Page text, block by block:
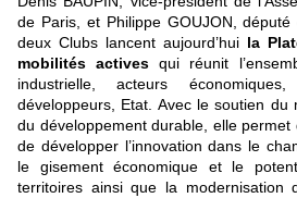
de Paris, et Philippe GOUJON,
deux Clubs lancent aujourd’hui la
mobilités actives qui réunit
industrielle, acteurs économiques,
développeurs, Etat. Avec le soutien du
du développement durable, elle
de développer l’innovation dans le
le gisement économique et le
territoires ainsi que la modernisation